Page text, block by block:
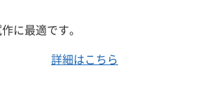
に最適です。
詳細はこちら